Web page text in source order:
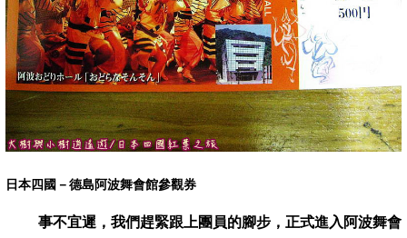
日本四國－德島阿波舞會館參觀券
事不宜遲，我們趕緊跟上團員的腳步，正式進入阿波舞會